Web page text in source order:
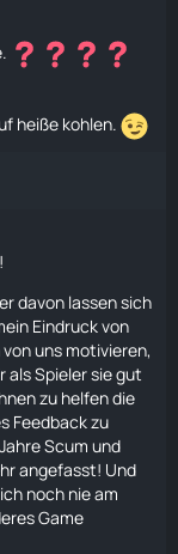
heiße kohlen.
davon lassen sich
Eindruck von
uns motivieren,
als Spieler sie gut
zu helfen die
Feedback zu
Scum und
angefasst! Und
noch nie am
Game